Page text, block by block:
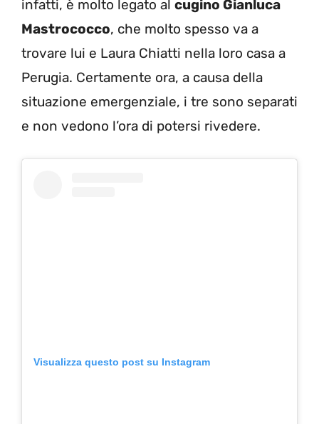
infatti, è molto legato al cugino Gianluca
Mastrococco, che molto spesso va a
trovare lui e Laura Chiatti nella loro casa a
Perugia. Certamente ora, a causa della
situazione emergenziale, i tre sono separati
e non vedono l’ora di potersi rivedere.
Visualizza questo post su Instagram